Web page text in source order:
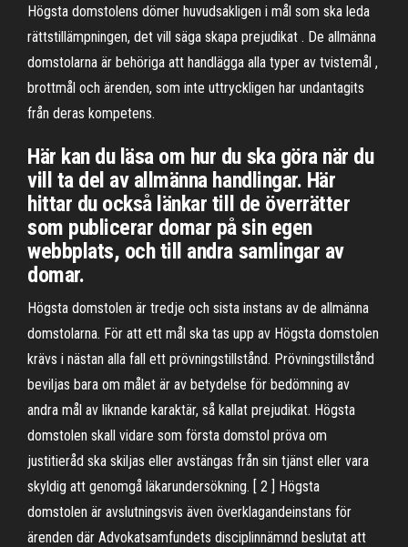
Högsta domstolens dömer huvudsakligen i mål som ska leda
rättstillämpningen, det vill säga skapa prejudikat . De allmänna
domstolarna är behöriga att handlägga alla typer av tvistemål ,
brottmål och ärenden, som inte uttryckligen har undantagits
från deras kompetens.
Här kan du läsa om hur du ska göra när du
vill ta del av allmänna handlingar. Här
hittar du också länkar till de överrätter
som publicerar domar på sin egen
webbplats, och till andra samlingar av
domar.
Högsta domstolen är tredje och sista instans av de allmänna
domstolarna. För att ett mål ska tas upp av Högsta domstolen
krävs i nästan alla fall ett prövningstillstånd. Prövningstillstånd
beviljas bara om målet är av betydelse för bedömning av
andra mål av liknande karaktär, så kallat prejudikat. Högsta
domstolen skall vidare som första domstol pröva om
justitieråd ska skiljas eller avstängas från sin tjänst eller vara
skyldig att genomgå läkarundersökning. [ 2 ] Högsta
domstolen är avslutningsvis även överklagandeinstans för
ärenden där Advokatsamfundets disciplinnämnd beslutat att